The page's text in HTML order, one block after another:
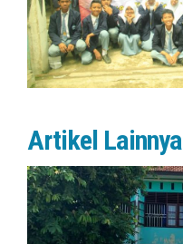
Artikel Lainnya